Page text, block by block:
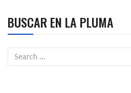
BUSCAR EN LA PLUMA